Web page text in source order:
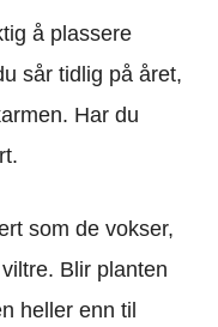
å plassere
sår tidlig på året,
Har du
som de vokser,
Blir planten
heller enn til